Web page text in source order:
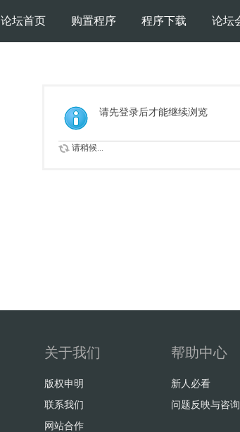
论坛首页 购置程序 程序下载 论坛
请先登录后才能继续浏览
请稍候...
关于我们
版权申明
联系我们
网站合作
帮助中心
新人必看
问题反映与咨询